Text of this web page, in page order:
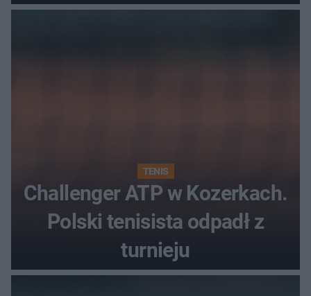
najwięcej punktów?
TENIS
Challenger ATP w Kozerkach.
Polski tenisista odpadł z
turnieju